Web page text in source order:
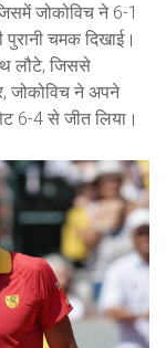
जोकोविच ने 6-1
चमक दिखाई।
लौटे, जिससे
जोकोविच ने अपने
6-4 से जीत लिया।